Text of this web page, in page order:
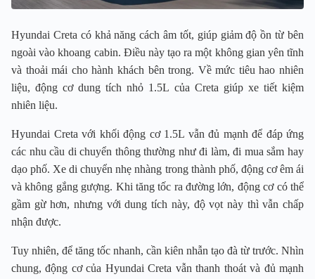
Hyundai Creta có khả năng cách âm tốt, giúp giảm độ ồn từ bên
ngoài vào khoang cabin. Điều này tạo ra một không gian yên tĩnh
và thoải mái cho hành khách bên trong. Về mức tiêu hao nhiên
liệu, động cơ dung tích nhỏ 1.5L của Creta giúp xe tiết kiệm
nhiên liệu.
Hyundai Creta với khối động cơ 1.5L vẫn đủ mạnh để đáp ứng
các nhu cầu di chuyển thông thường như đi làm, đi mua sắm hay
dạo phố. Xe di chuyển nhẹ nhàng trong thành phố, động cơ êm ái
và không gắng gượng. Khi tăng tốc ra đường lớn, động cơ có thể
gầm gừ hơn, nhưng với dung tích này, độ vọt này thì vẫn chấp
nhận được.
Tuy nhiên, để tăng tốc nhanh, cần kiên nhẫn tạo đà từ trước. Nhìn
chung, động cơ của Hyundai Creta vẫn thanh thoát và đủ mạnh